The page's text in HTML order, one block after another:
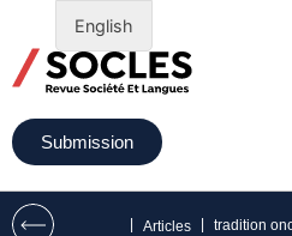
Submission
Articles tradition
English